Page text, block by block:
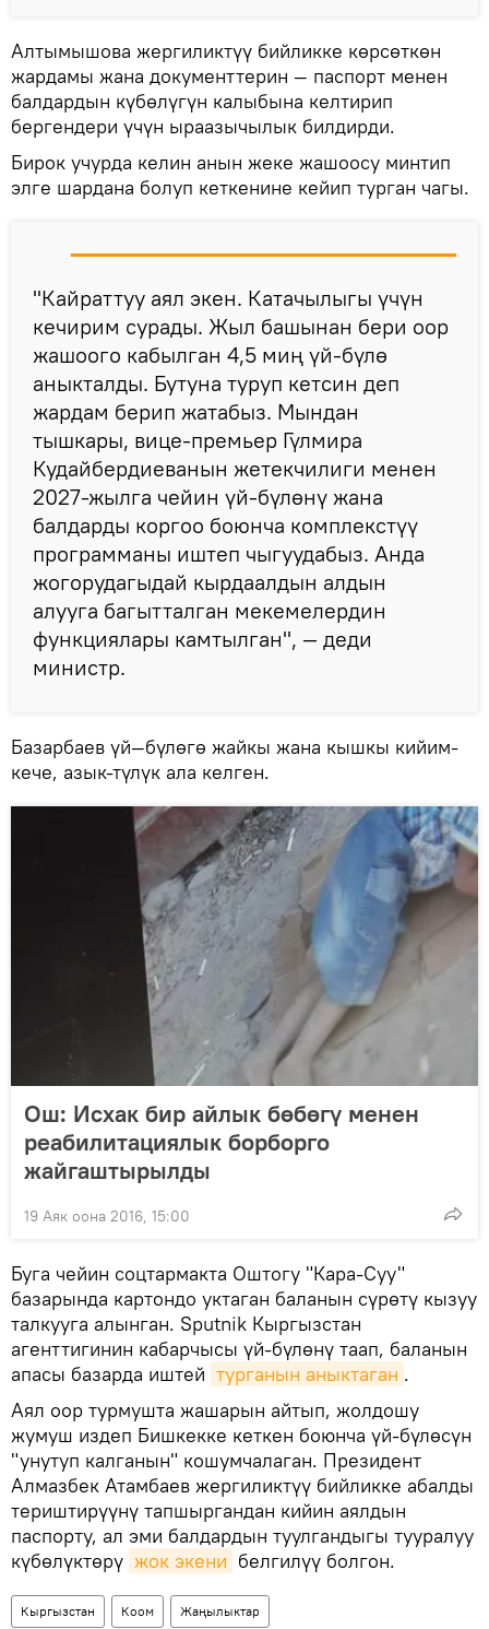
Алтымышова жергиликтүү бийликке көрсөткөн
жардамы жана документтерин — паспорт менен
балдардын күбөлүгүн калыбына келтирип
бергендери үчүн ыраазычылык билдирди.
Бирок учурда келин анын жеке жашоосу минтип
элге шардана болуп кеткенине кейип турган чагы.
"Кайраттуу аял экен. Катачылыгы үчүн
кечирим сурады. Жыл башынан бери оор
жашоого кабылган 4,5 миң үй-бүлө
аныкталды. Бутуна туруп кетсин деп
жардам берип жатабыз. Мындан
тышкары, вице-премьер Гүлмира
Кудайбердиеванын жетекчилиги менен
2027-жылга чейин үй-бүлөнү жана
балдарды коргоо боюнча комплекстүү
программаны иштеп чыгуудабыз. Анда
жогорудагыдай кырдаалдын алдын
алууга багытталган мекемелердин
функциялары камтылган", — деди
министр.
Базарбаев үй—бүлөгө жайкы жана кышкы кийим-
кече, азык-түлүк ала келген.
Ош: Исхак бир айлык бөбөгү менен
реабилитациялык борборго
жайгаштырылды
19 Аяк оона 2016, 15:00
Буга чейин соцтармакта Оштогу "Кара-Суу"
базарында картондо уктаган баланын сүрөтү кызуу
талкууга алынган. Sputnik Кыргызстан
агенттигинин кабарчысы үй-бүлөнү таап, баланын
апасы базарда иштей турганын аныктаган .
Аял оор турмушта жашарын айтып, жолдошу
жумуш издеп Бишкекке кеткен боюнча үй-бүлөсүн
"унутуп калганын" кошумчалаган. Президент
Алмазбек Атамбаев жергиликтүү бийликке абалды
териштирүүнү тапшыргандан кийин аялдын
паспорту, ал эми балдардын туулгандыгы тууралуу
күбөлүктөрү жок экени белгилүү болгон.
Кыргызстан Коом Жаңылыктар